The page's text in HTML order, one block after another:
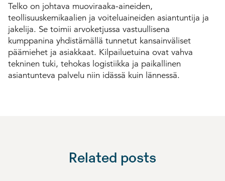
Telko on johtava muoviraaka-aineiden,
teollisuuskemikaalien ja voiteluaineiden asiantuntija ja
jakelija. Se toimii arvoketjussa vastuullisena
kumppanina yhdistämällä tunnetut kansainväliset
päämiehet ja asiakkaat. Kilpailuetuina ovat vahva
tekninen tuki, tehokas logistiikka ja paikallinen
asiantunteva palvelu niin idässä kuin lännessä.
Related posts